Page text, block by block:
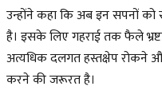
उन्होंने कहा कि अब इन सपनों को
है। इसके लिए गहराई तक फैले
अत्यधिक दलगत हस्तक्षेप रोकने
करने की जरूरत है।